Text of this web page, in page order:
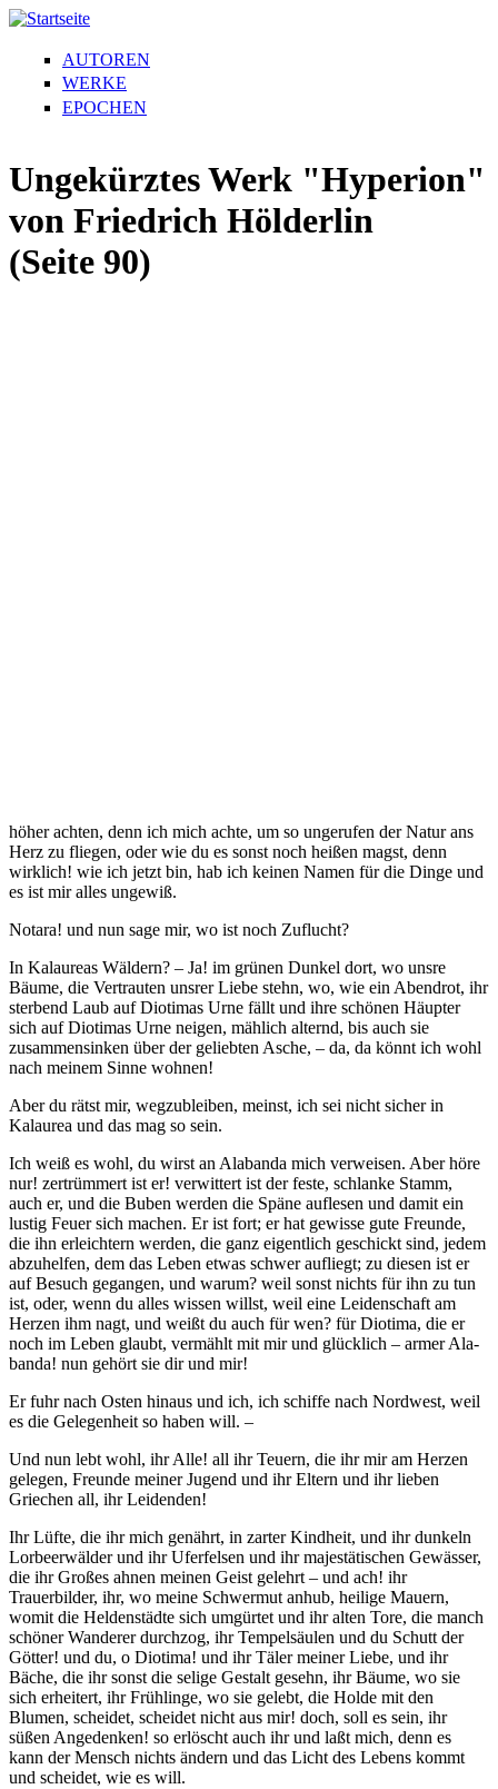
AUTOREN
WERKE
EPOCHEN
Ungekürztes Werk "Hyperion"
von Friedrich Hölderlin
(Seite 90)
höher achten, denn ich mich achte, um so ungerufen der Natur ans
Herz zu flie­gen, oder wie du es sonst noch heißen magst, denn
wirklich! wie ich jetzt bin, hab ich keinen Namen für die Dinge und
es ist mir alles ungewiß.
Notara! und nun sage mir, wo ist noch Zuflucht?
In Kalaureas Wäldern? – Ja! im grünen Dunkel dort, wo unsre
Bäume, die Vertrauten unsrer Liebe stehn, wo, wie ein Abendrot, ihr
sterbend Laub auf Diotimas Urne fällt und ihre schönen Häupter
sich auf Diotimas Urne neigen, mählich alternd, bis auch sie
zusammensinken über der geliebten Asche, – da, da könnt ich wohl
nach meinem Sinne wohnen!
Aber du rätst mir, wegzubleiben, meinst, ich sei nicht sicher in
Kalaurea und das mag so sein.
Ich weiß es wohl, du wirst an Alabanda mich ver­weisen. Aber höre
nur! zertrümmert ist er! verwit­tert ist der feste, schlanke Stamm,
auch er, und die Buben werden die Späne auflesen und damit ein
lustig Feuer sich machen. Er ist fort; er hat gewisse gute Freunde,
die ihn erleichtern werden, die ganz eigentlich geschickt sind, jedem
abzuhelfen, dem das Leben etwas schwer aufliegt; zu diesen ist er
auf Besuch gegangen, und warum? weil sonst nichts für ihn zu tun
ist, oder, wenn du alles wissen willst, weil eine Leidenschaft am
Herzen ihm nagt, und weißt du auch für wen? für Diotima, die er
noch im Leben glaubt, vermählt mit mir und glücklich – armer Ala­
banda! nun gehört sie dir und mir!
Er fuhr nach Osten hinaus und ich, ich schiffe nach Nordwest, weil
es die Gelegenheit so haben will. –
Und nun lebt wohl, ihr Alle! all ihr Teuern, die ihr mir am Herzen
gelegen, Freunde meiner Jugend und ihr Eltern und ihr lieben
Griechen all, ihr Lei­denden!
Ihr Lüfte, die ihr mich genährt, in zarter Kind­heit, und ihr dunkeln
Lorbeerwälder und ihr Ufer­felsen und ihr majestätischen Gewässer,
die ihr Gro­ßes ahnen meinen Geist gelehrt – und ach! ihr
Trauerbilder, ihr, wo meine Schwermut anhub, hei­lige Mauern,
womit die Heldenstädte sich umgürtet und ihr alten Tore, die manch
schöner Wanderer durchzog, ihr Tempelsäulen und du Schutt der
Göt­ter! und du, o Diotima! und ihr Täler meiner Liebe, und ihr
Bäche, die ihr sonst die selige Gestalt ge­sehn, ihr Bäume, wo sie
sich erheitert, ihr Frühlin­ge, wo sie gelebt, die Holde mit den
Blumen, schei­det, scheidet nicht aus mir! doch, soll es sein, ihr
süßen Angedenken! so erlöscht auch ihr und laßt mich, denn es
kann der Mensch nichts ändern und das Licht des Lebens kommt
und scheidet, wie es will.